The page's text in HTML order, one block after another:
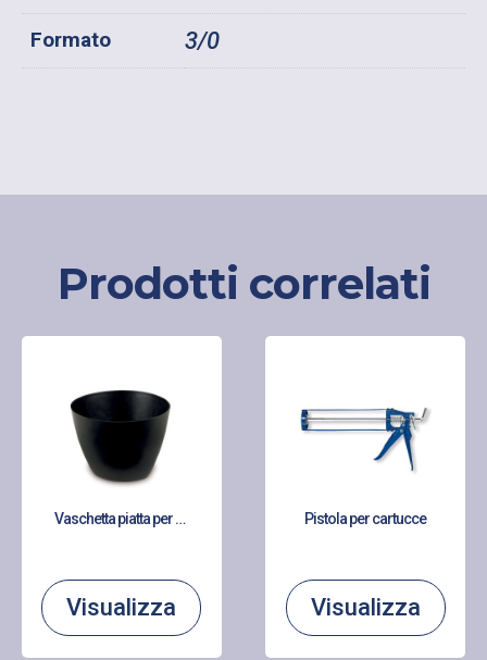
Formato 3/0
Prodotti correlati
Vaschetta piatta per gesso in PVC
Visualizza
Pistola per cartucce
Visualizza